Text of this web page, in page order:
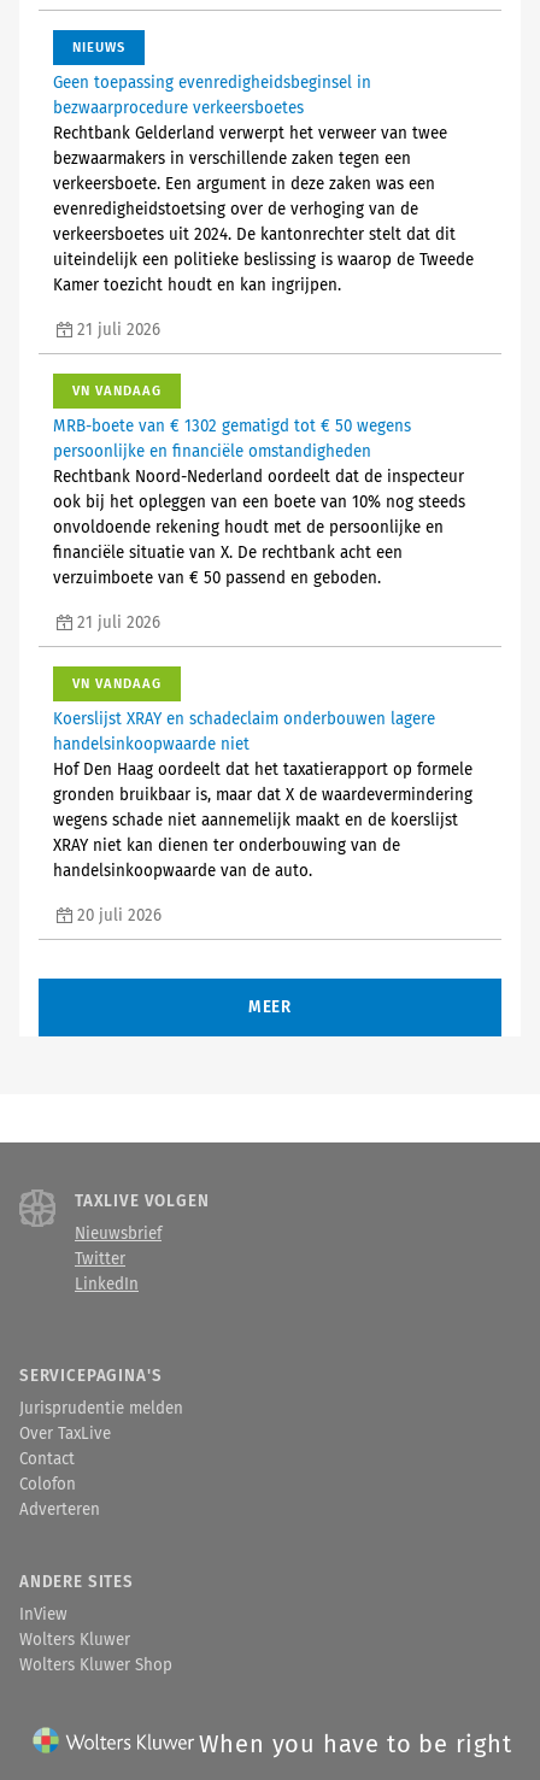
NIEUWS
Geen toepassing evenredigheidsbeginsel in
bezwaarprocedure verkeersboetes
Rechtbank Gelderland verwerpt het verweer van twee
bezwaarmakers in verschillende zaken tegen een
verkeersboete. Een argument in deze zaken was een
evenredigheidstoetsing over de verhoging van de
verkeersboetes uit 2024. De kantonrechter stelt dat dit
uiteindelijk een politieke beslissing is waarop de Tweede
Kamer toezicht houdt en kan ingrijpen.
21 juli 2026
VN VANDAAG
MRB-boete van € 1302 gematigd tot € 50 wegens
persoonlijke en financiële omstandigheden
Rechtbank Noord-Nederland oordeelt dat de inspecteur
ook bij het opleggen van een boete van 10% nog steeds
onvoldoende rekening houdt met de persoonlijke en
financiële situatie van X. De rechtbank acht een
verzuimboete van € 50 passend en geboden.
21 juli 2026
VN VANDAAG
Koerslijst XRAY en schadeclaim onderbouwen lagere
handelsinkoopwaarde niet
Hof Den Haag oordeelt dat het taxatierapport op formele
gronden bruikbaar is, maar dat X de waardevermindering
wegens schade niet aannemelijk maakt en de koerslijst
XRAY niet kan dienen ter onderbouwing van de
handelsinkoopwaarde van de auto.
20 juli 2026
MEER
TAXLIVE VOLGEN
Nieuwsbrief
Twitter
LinkedIn
SERVICEPAGINA'S
Jurisprudentie melden
Over TaxLive
Contact
Colofon
Adverteren
ANDERE SITES
InView
Wolters Kluwer
Wolters Kluwer Shop
When you have to be right